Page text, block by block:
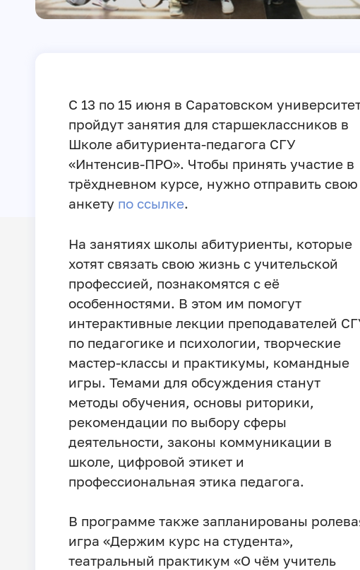
С 13 по 15 июня в Саратовском
пройдут занятия для старшеклассников в
Школе абитуриента-педагога СГУ
«Интенсив-ПРО». Чтобы принять участие в
трёхдневном курсе, нужно отправить свою
анкету по ссылке.
На занятиях школы абитуриенты, которые
хотят связать свою жизнь с учительской
профессией, познакомятся с её
особенностями. В этом им помогут
интерактивные лекции преподавателей
по педагогике и психологии, творческие
мастер-классы и практикумы, командные
игры. Темами для обсуждения станут
методы обучения, основы риторики,
рекомендации по выбору сферы
деятельности, законы коммуникации в
школе, цифровой этикет и
профессиональная этика педагога.
В программе также запланированы
игра «Держим курс на студента»,
театральный практикум «О чём учитель